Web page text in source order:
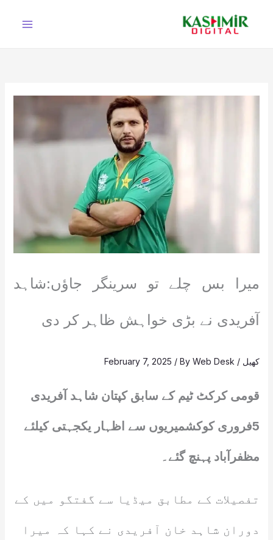
میرا بس چلے تو سرینگر جاؤں:شاہد
آفریدی نے بڑی خواہش ظاہر کر دی
کھیل /
February 7, 2025 / ByWeb Desk
قومی کرکٹ ٹیم کے سابق کپتان شاہد آفریدی
5فروری کوکشمیریوں سے اظہار یکجہتی کیلئے
مظفرآباد پہنچ گئے۔
تفصیلات کے مطابق میڈیا سے گفتگو میں کے
دوران شاہد خان آفریدی نے کہا کہ میرا